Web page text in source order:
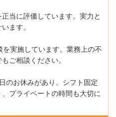
当に評価しています。実力と
ます。
を実施しています。業務上の不
ご相談ください。
のお休みがあり、シフト固定
プライベートの時間も大切に